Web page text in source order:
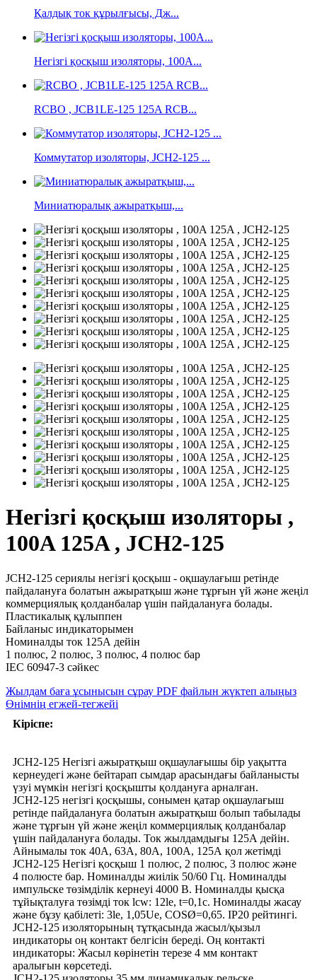
Қалдық ток құрылғысы, Дж...
Негізгі қосқыш изоляторы, 100А...
RCBO , JCB1LE-125 125A RCB...
Коммутатор изоляторы, JCH2-125 ...
Миниатюралық ажыратқыш,...
Негізгі қосқыш изоляторы ,
100A 125A , JCH2-125
JCH2-125 сериялы негізгі қосқыш - оқшаулағыш ретінде
пайдалануға болатын ажыратқыш және тұрғын үй және жеңіл
коммерциялық қолданбалар үшін пайдалануға болады.
Пластикалық құлыппен
Байланыс индикаторымен
Номиналды ток 125А дейін
1 полюс, 2 полюс, 3 полюс, 4 полюс бар
IEC 60947-3 сәйкес
Жылдам баға ұсынысын сұрау PDF файлын жүктеп алыңыз
Өнімнің егжей-тегжейі
Кіріспе:
JCH2-125 Негізгі ажыратқыш оқшаулағышы бір уақытта
кернеудегі және бейтарап сымдар арасындағы байланысты
үзуі мүмкін негізгі қосқышты қолдануға арналған.
JCH2-125 негізгі қосқышы, сонымен қатар оқшаулағыш
ретінде пайдалануға болатын ажыратқыш болып табылады
және тұрғын үй және жеңіл коммерциялық қолданбалар
үшін пайдалануға болады. Ток жылдамдығы 125А дейін.
Айнымалы ток 40А, 63А, 80А, 100А, 125А қол жетімді
JCH2-125 Негізгі қосқыш 1 полюс, 2 полюс, 3 полюс және
4 полюсте бар. Номиналды жиілік 50/60 Гц. Номиналды
импульске төзімділік кернеуі 4000 В. Номиналды қысқа
тұйықталуға төзімді ток lcw: 12le, t=0,1с. Номиналды жасау
және бұзу қабілеті: 3le, 1,05Ue, COSØ=0,65. IP20 рейтингі.
JCH2-125 изоляторының тұтқасында жасыл/қызыл
индикаторы оң контакт белгісін береді. Оң контакті
индикаторы: Жасыл көрінетін терезе 4 мм контакт
аралығын көрсетеді.